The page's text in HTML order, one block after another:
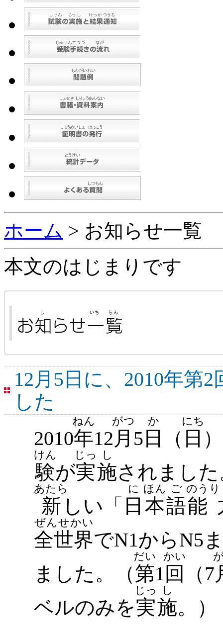
ホーム > お知らせ一覧
本文のはじまりです
12月5日に、2010年第
した
2010年
ねん
12 月
がつ
5 日
か
（ 日
にち
験
けん
が実
じっ
施
し
されまし
新
あたら
しい「 日
に
本
ほん
語
ご
能
のう
全世界
ぜんせかい
でN1からN5
ました。（第
だい
1 回
かい
（7
ベルのみを実
じっ
施
し
。）